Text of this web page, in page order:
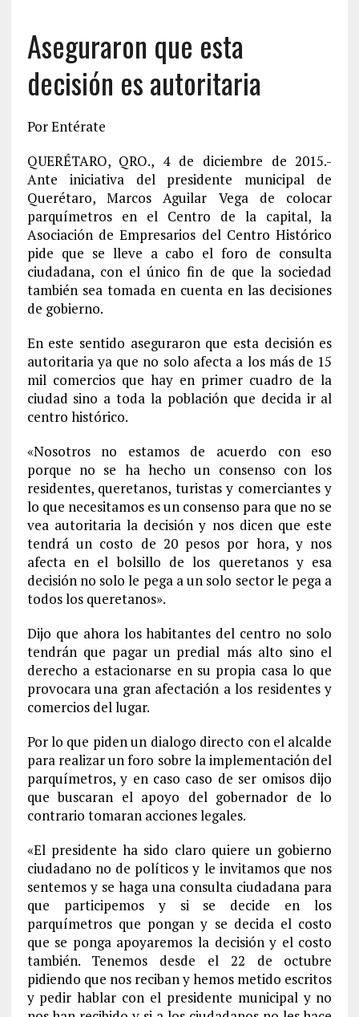
Aseguraron que esta
decisión es autoritaria
Por Entérate
QUERÉTARO, QRO., 4 de diciembre de 2015.-
Ante iniciativa del presidente municipal de
Querétaro, Marcos Aguilar Vega de colocar
parquímetros en el Centro de la capital, la
Asociación de Empresarios del Centro Histórico
pide que se lleve a cabo el foro de consulta
ciudadana, con el único fin de que la sociedad
también sea tomada en cuenta en las decisiones
de gobierno.
En este sentido aseguraron que esta decisión es
autoritaria ya que no solo afecta a los más de 15
mil comercios que hay en primer cuadro de la
ciudad sino a toda la población que decida ir al
centro histórico.
«Nosotros no estamos de acuerdo con eso
porque no se ha hecho un consenso con los
residentes, queretanos, turistas y comerciantes y
lo que necesitamos es un consenso para que no se
vea autoritaria la decisión y nos dicen que este
tendrá un costo de 20 pesos por hora, y nos
afecta en el bolsillo de los queretanos y esa
decisión no solo le pega a un solo sector le pega a
todos los queretanos».
Dijo que ahora los habitantes del centro no solo
tendrán que pagar un predial más alto sino el
derecho a estacionarse en su propia casa lo que
provocara una gran afectación a los residentes y
comercios del lugar.
Por lo que piden un dialogo directo con el alcalde
para realizar un foro sobre la implementación del
parquímetros, y en caso caso de ser omisos dijo
que buscaran el apoyo del gobernador de lo
contrario tomaran acciones legales.
«El presidente ha sido claro quiere un gobierno
ciudadano no de políticos y le invitamos que nos
sentemos y se haga una consulta ciudadana para
que participemos y si se decide en los
parquímetros que pongan y se decida el costo
que se ponga apoyaremos la decisión y el costo
también. Tenemos desde el 22 de octubre
pidiendo que nos reciban y hemos metido escritos
y pedir hablar con el presidente municipal y no